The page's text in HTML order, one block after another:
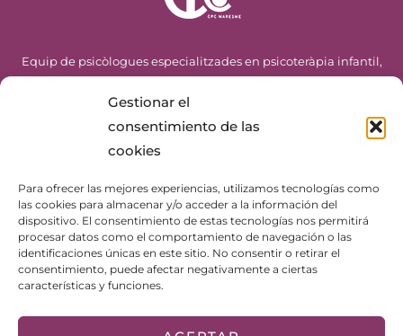
Gestionar el
consentimiento de las
cookies
Para ofrecer las mejores experiencias, utilizamos tecnologías como
las cookies para almacenar y/o acceder a la información del
dispositivo. El consentimiento de estas tecnologías nos permitirá
procesar datos como el comportamiento de navegación o las
identificaciones únicas en este sitio. No consentir o retirar el
consentimiento, puede afectar negativamente a ciertas
características y funciones.
Equip de psicòlogues especialitzades en psicoteràpia infantil,
Segueix-nos
Especialitats
Teràpia psicològica adults